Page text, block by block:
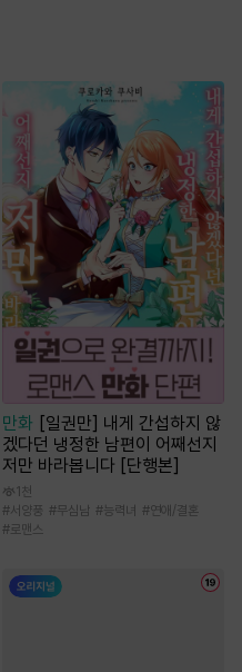
만화 [일권만] 내게 간섭하지 않
겠다던 냉정한 남편이 어째선지
저만 바라봅니다 [단행본]
1천
#서양풍 #무심남 #능력녀 #연애/결혼
#로맨스